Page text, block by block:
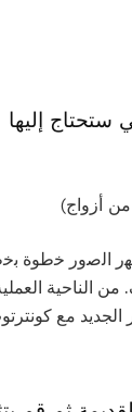
ستحتاج إليها
من أزواج)
اﻟﺻور ﺧطوة
الناحية
الجديد مع